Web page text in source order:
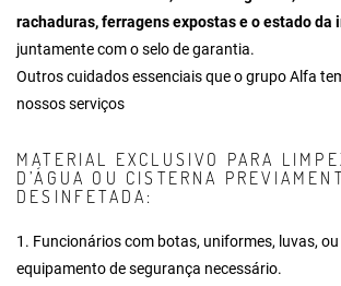
rachaduras, ferragens expostas e o estado
juntamente com o selo de garantia.
Outros cuidados essenciais que o grupo Alfa
nossos serviços
MATERIAL EXCLUSIVO PARA
D’ÁGUA OU CISTERNA
DESINFETADA:
1. Funcionários com botas, uniformes, luvas,
equipamento de segurança necessário.